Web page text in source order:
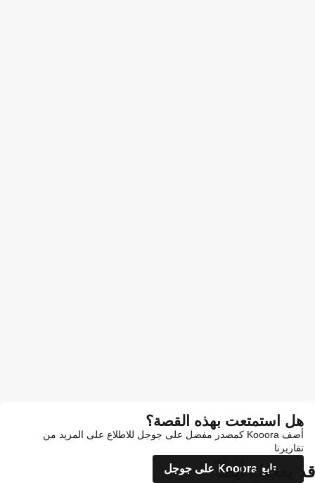
هل استمتعت بهذه القصة؟
أضف Kooora كمصدر مفضل على جوجل للاطلاع على المزيد من
تقاريرنا
تابع Kooora على جوجل
قد يعجبك أيضاً